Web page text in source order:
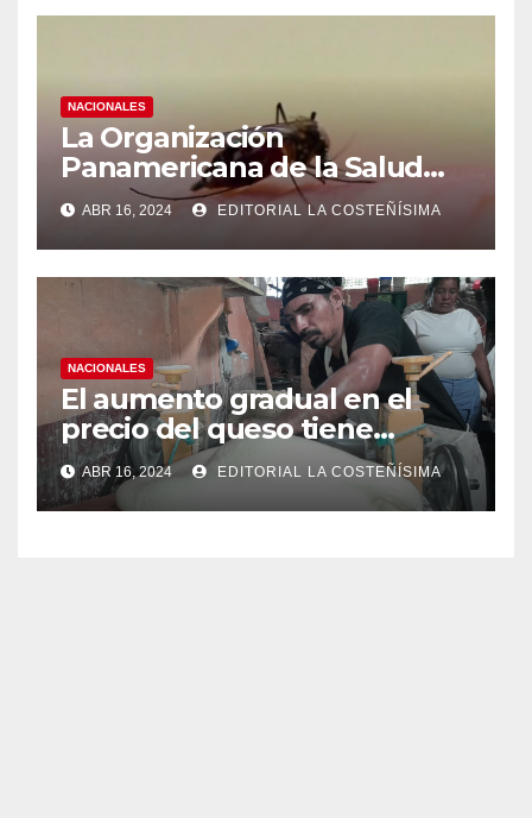
NACIONALES
La Organización
Panamericana de la Salud
(OPS), recomienda reforzar
medidas ante el aumento de
casos de dengue
ABR 16, 2024 EDITORIAL LA COSTEÑÍSIMA
NACIONALES
El aumento gradual en el
precio del queso tiene
efectos a las Panaderias
ABR 16, 2024 EDITORIAL LA COSTEÑÍSIMA